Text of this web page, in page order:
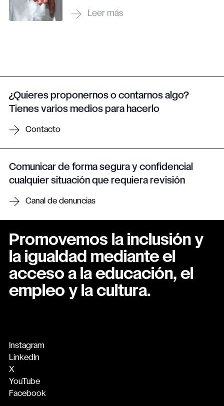
¿Quieres proponernos o contarnos algo?
Tienes varios medios para hacerlo
Contacto
Comunicar de forma segura y confidencial
cualquier situación que requiera revisión
Canal de denuncias
Promovemos la inclusión y
la igualdad mediante el
acceso a la educación, el
empleo y la cultura.
Instagram
LinkedIn
X
YouTube
Facebook